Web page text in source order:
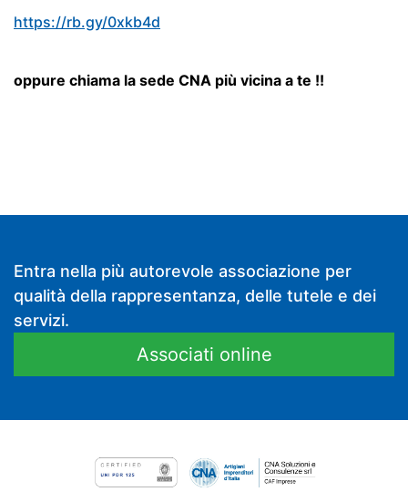
https://rb.gy/0xkb4d
oppure chiama la sede CNA più vicina a te !!
Entra nella più autorevole associazione per
qualità della rappresentanza, delle tutele e dei
servizi.
Associati online